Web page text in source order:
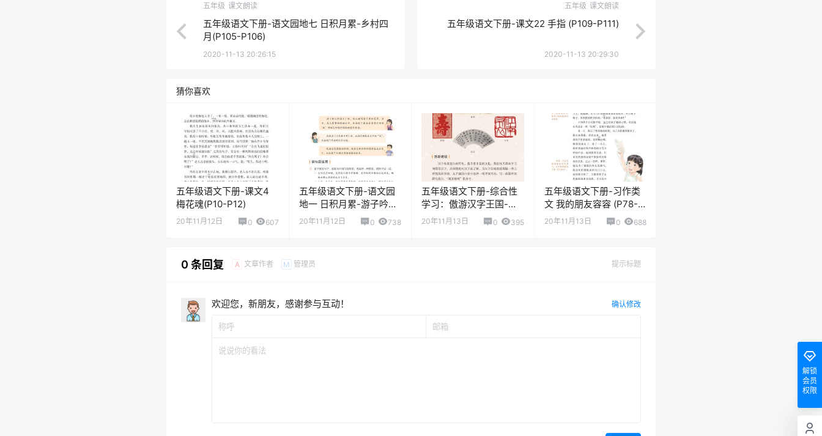
五年级 课文朗读
五年级语文下册-语文园地七 日积月累-乡村四
月(P105-P106)
2020-11-13 20:26:15
五年级 课文朗读
五年级语文下册-课文22 手指 (P109-P111)
2020-11-13 20:29:30
猜你喜欢
五年级语文下册-课文4
梅花魂(P10-P12)
20年11月12日 0 607
五年级语文下册-语文园
地一 日积月累-游子吟
(P15-P16)
20年11月12日 0 738
五年级语文下册-综合性
学习：傲游汉字王国-我
爱你，汉字（P47-52)
20年11月13日 0 395
五年级语文下册-习作类
文 我的朋友容容 (P78-
P80)
20年11月13日 0 688
0 条回复 A 文章作者 M 管理员 提示标题
欢迎您，新朋友，感谢参与互动！ 确认修改
解锁
会员
权限